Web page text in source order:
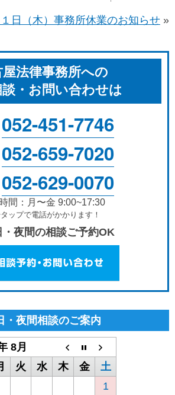
１日（木）事務所休業のお知らせ »
屋法律事務所への
・お問い合わせは
052-451-7746
052-659-7020
052-629-0070
間：月〜金 9:00~17:30
ップで電話がかかります！
・夜間の相談ご予約OK
・夜間相談のご案内
8月
火 水 木 金
土
1